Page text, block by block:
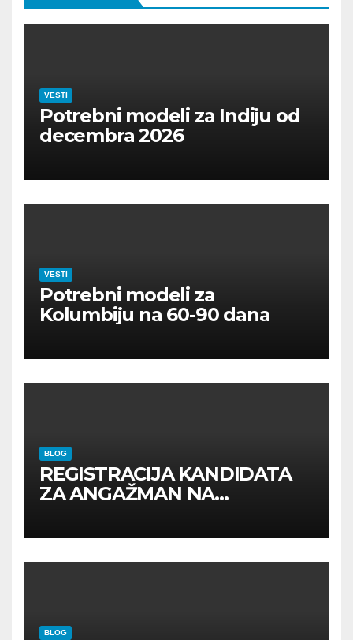
VESTI
Potrebni modeli za Indiju od
decembra 2026
VESTI
Potrebni modeli za
Kolumbiju na 60-90 dana
BLOG
REGISTRACIJA KANDIDATA
ZA ANGAŽMAN NA
BLOG